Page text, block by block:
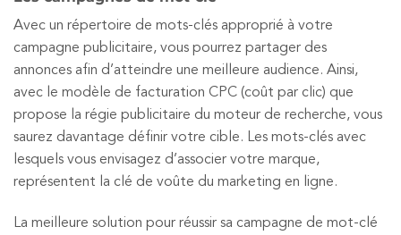
Avec un répertoire de mots-clés approprié à votre
campagne publicitaire, vous pourrez partager des
annonces afin d’atteindre une meilleure audience. Ainsi,
avec le modèle de facturation CPC (coût par clic) que
propose la régie publicitaire du moteur de recherche, vous
saurez davantage définir votre cible. Les mots-clés avec
lesquels vous envisagez d’associer votre marque,
représentent la clé de voûte du marketing en ligne.
La meilleure solution pour réussir sa campagne de mot-clé